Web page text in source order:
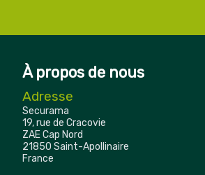
À propos de nous
Adresse
Securama
19, rue de Cracovie
ZAE Cap Nord
21850 Saint-Apollinaire
France